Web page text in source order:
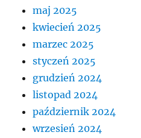
maj 2025
kwiecień 2025
marzec 2025
styczeń 2025
grudzień 2024
listopad 2024
październik 2024
wrzesień 2024